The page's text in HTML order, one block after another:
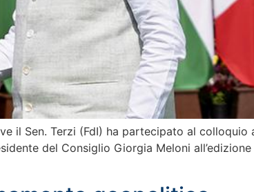
il Sen. Terzi (FdI) ha partecipato al colloquio
del Consiglio Giorgia Meloni all’edizione